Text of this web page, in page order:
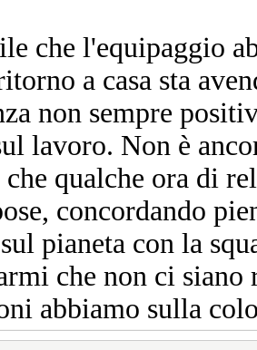
che l'equipaggio
a casa sta
non sempre
lavoro. Non è
qualche ora di
concordando
pianeta con la
che non ci
abbiamo sulla